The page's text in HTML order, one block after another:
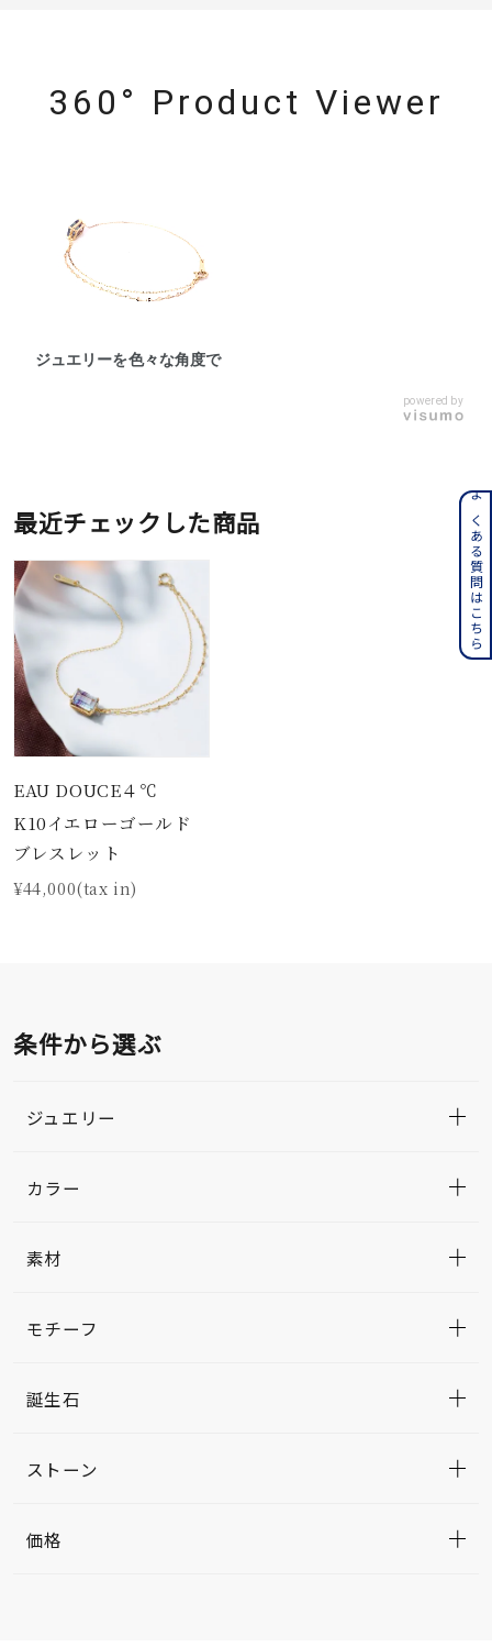
360° Product Viewer
ジュエリーを色々な角度で
powered by
最近チェックした商品
EAU DOUCE４℃
K10イエローゴールド
ブレスレット
¥44,000(tax in)
条件から選ぶ
ジュエリー
カラー
素材
モチーフ
誕生石
ストーン
価格
よくある質問はこちら